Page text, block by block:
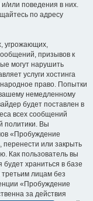
или поведения в них.
по адресу
угрожающих,
призывов к
могут нарушить
услуги хостинга
право. Попытки
немедленному
будет поставлен в
всех сообщений
политики. Вы
«Пробуждение
перенести или закрыть
Как пользователь вы
храниться в базе
лицам без
«Пробуждение
за действия